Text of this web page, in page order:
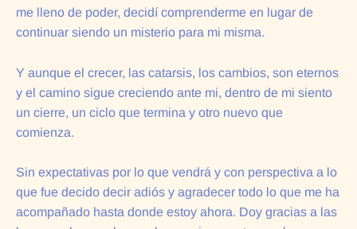
me lleno de poder, decidí comprenderme en lugar de
continuar siendo un misterio para mi misma.
Y aunque el crecer, las catarsis, los cambios, son eternos
y el camino sigue creciendo ante mi, dentro de mi siento
un cierre, un ciclo que termina y otro nuevo que
comienza.
Sin expectativas por lo que vendrá y con perspectiva a lo
que fue decido decir adiós y agradecer todo lo que me ha
acompañado hasta donde estoy ahora. Doy gracias a las